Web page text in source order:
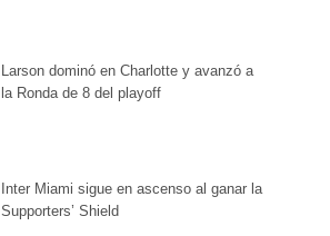
Larson dominó en Charlotte y avanzó a
la Ronda de 8 del playoff
Inter Miami sigue en ascenso al ganar la
Supporters’ Shield